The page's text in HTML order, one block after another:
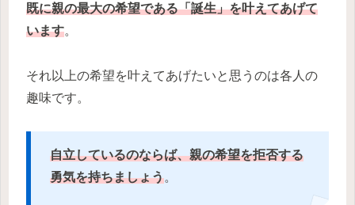
既に親の最大の希望である「誕生」を叶えてあげて
います。
それ以上の希望を叶えてあげたいと思うのは各人の
趣味です。
自立しているのならば、親の希望を拒否する
勇気を持ちましょう。